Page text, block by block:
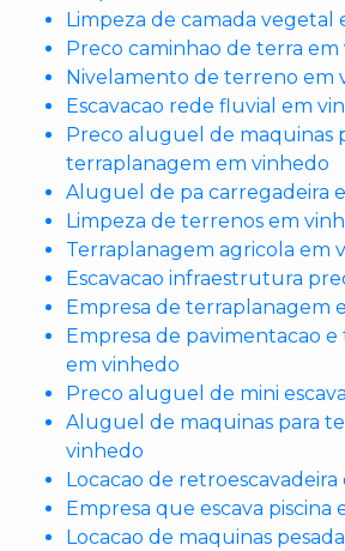
Limpeza de camada vegetal
Preco caminhao de terra em
Nivelamento de terreno em
Escavacao rede fluvial em
Preco aluguel de maquinas
terraplanagem em vinhedo
Aluguel de pa carregadeira
Limpeza de terrenos em
Terraplanagem agricola em
Escavacao infraestrutura
Empresa de terraplanagem
Empresa de pavimentacao
em vinhedo
Preco aluguel de mini
Aluguel de maquinas para
vinhedo
Locacao de
Empresa que escava piscina
Locacao de maquinas